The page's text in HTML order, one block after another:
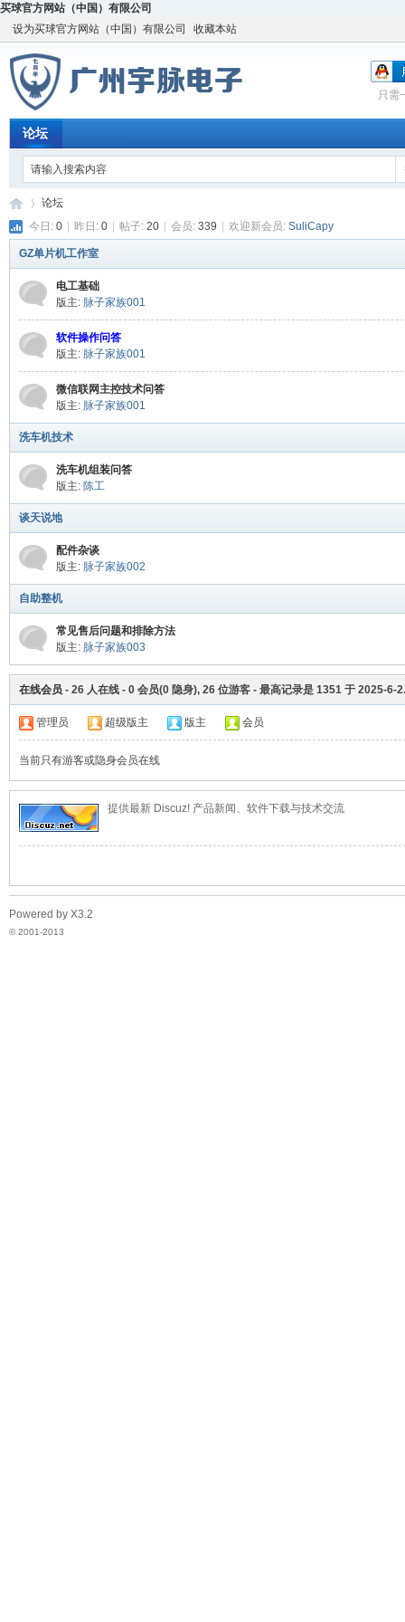
买球官方网站（中国）有限公司
设为买球官方网站（中国）有限公司
收藏本站
只需
论坛
电
»
论坛
今日: 0 昨日: 0 帖子: 20 会员: 339 欢迎新会员: SuliCapy
GZ单片机工作室
电工基础
版主: 脉子家族001
软件操作问答
版主: 脉子家族001
微信联网主控技术问答
版主: 脉子家族001
洗车机技术
洗车机组装问答
版主: 陈工
谈天说地
配件杂谈
版主: 脉子家族002
自助整机
常见售后问题和排除方法
版主: 脉子家族003
在线会员 - 26人在线 - 0会员(0隐身), 26位游客 - 最高记录是 1351于 2025-6-2.
管理员 超级版主 版主 会员
当前只有游客或隐身会员在线
提供最新 Discuz! 产品新闻、软件下载与技术交流
Powered by X3.2
© 2001-2013